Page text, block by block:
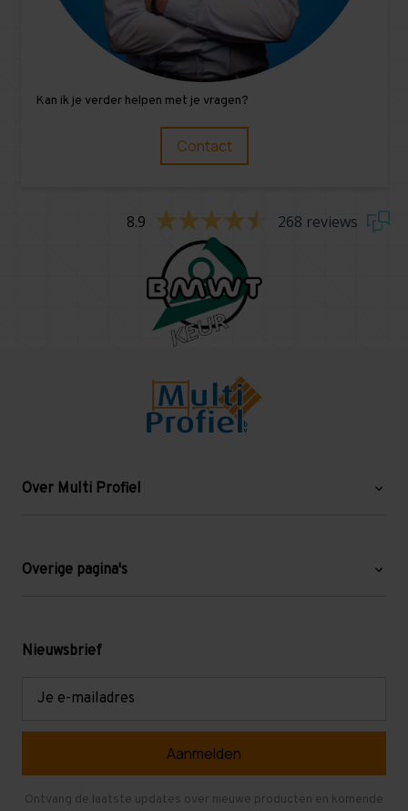
Kan ik je verder helpen met je vragen?
Contact
8.9 268 reviews
Over Multi Profiel
Blog
Levering en afhalen
Overige pagina's
Mezzanine
Verdiepingsvloeren
Gebruikte entresolvloeren
Nieuwsbrief
Ontvang de laatste updates over nieuwe producten en komende